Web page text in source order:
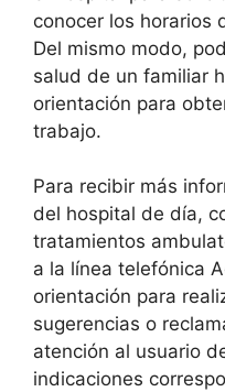
conocer los horarios
Del mismo modo,
salud de un familiar
orientación para
trabajo.
Para recibir más
del hospital de día,
tratamientos
a la línea telefónica
orientación para
sugerencias o
atención al usuario
indicaciones